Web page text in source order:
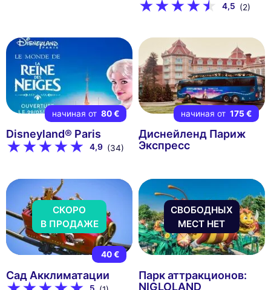
4,5 (2)
начиная от 80 €
Disneyland® Paris
4,9 (34)
начиная от 175 €
Диснейленд Париж
Экспресс
СКОРО
В ПРОДАЖЕ
40 €
Сад Акклиматации
СВОБОДНЫХ
МЕСТ НЕТ
Парк аттракционов:
NIGLOLAND